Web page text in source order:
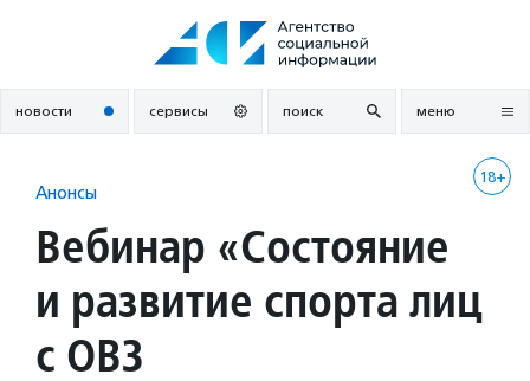
новости сервисы поиск меню
18+
Анонсы
Вебинар «Состояние
и развитие спорта лиц
с ОВЗ